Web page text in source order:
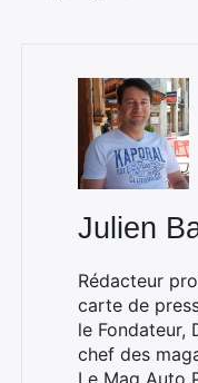
Julien
Rédacteur
carte de
le Fondateur,
chef des
Le Mag Auto